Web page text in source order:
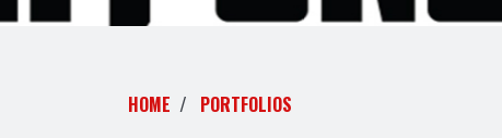
HOME PORTFOLIOS